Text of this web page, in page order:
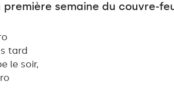
semaine du couvre-
tard
le soir,